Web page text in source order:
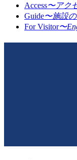
Access〜アク
Guide〜施設
For Visitor〜